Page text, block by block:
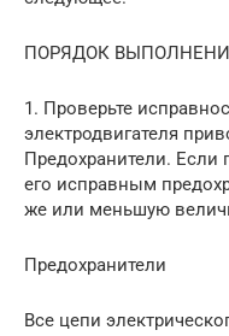
ПОРЯДОК
1. Проверьте
электродвигателя
Предохранители. Если
его исправным
же или меньшую
Предохранители
Все цепи